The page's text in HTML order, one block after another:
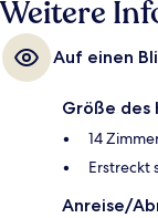
Weitere
Auf einen
Größe des
14
Erstreckt
Anreise/